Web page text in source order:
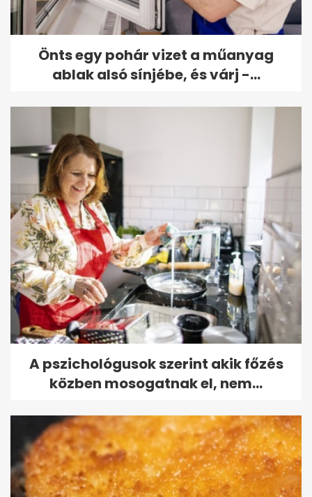
Önts egy pohár vizet a műanyag
ablak alsó sínjébe, és várj -...
A pszichológusok szerint akik főzés
közben mosogatnak el, nem...